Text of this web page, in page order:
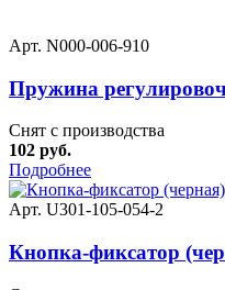
Арт. N000-006-910
Пружина
Снят с производства
102 руб.
Подробнее
Арт. U301-105-054-2
Кнопка-фиксатор